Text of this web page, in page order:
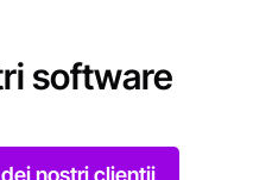
software
nostri clientii